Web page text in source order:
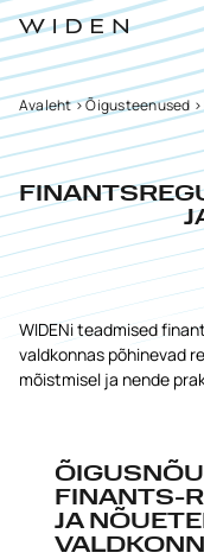
Avaleht>Õigusteenused >
WIDENi teadmised
valdkonnas põhinevad
mõistmisel ja nende
ÕIGUSNÕU
FINANTS-
JA